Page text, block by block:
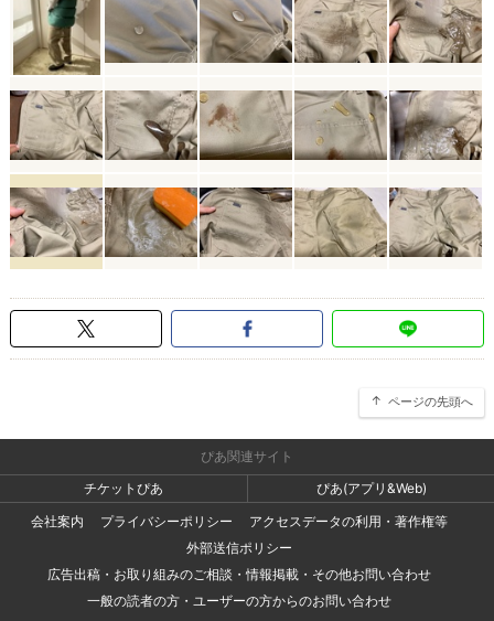
ページの先頭へ
ぴあ関連サイト
チケットぴあ
ぴあ(アプリ&Web)
会社案内
プライバシーポリシー
アクセスデータの利用・著作権等
外部送信ポリシー
広告出稿・お取り組みのご相談・情報掲載・その他お問い合わせ
一般の読者の方・ユーザーの方からのお問い合わせ